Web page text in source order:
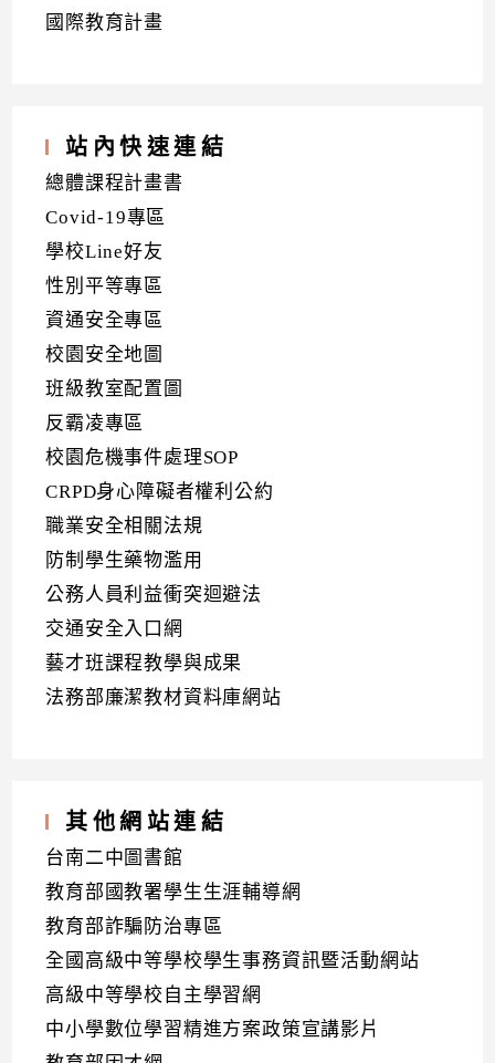
國際教育計畫
站內快速連結
總體課程計畫書
Covid-19專區
學校Line好友
性別平等專區
資通安全專區
校園安全地圖
班級教室配置圖
反霸凌專區
校園危機事件處理SOP
CRPD身心障礙者權利公約
職業安全相關法規
防制學生藥物濫用
公務人員利益衝突迴避法
交通安全入口網
藝才班課程教學與成果
法務部廉潔教材資料庫網站
其他網站連結
台南二中圖書館
教育部國教署學生生涯輔導網
教育部詐騙防治專區
全國高級中等學校學生事務資訊暨活動網站
高級中等學校自主學習網
中小學數位學習精進方案政策宣講影片